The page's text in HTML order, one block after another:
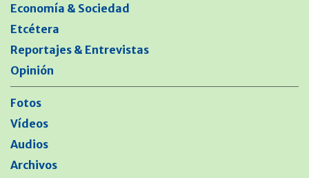
Economía & Sociedad
Etcétera
Reportajes & Entrevistas
Opinión
Fotos
Vídeos
Audios
Archivos